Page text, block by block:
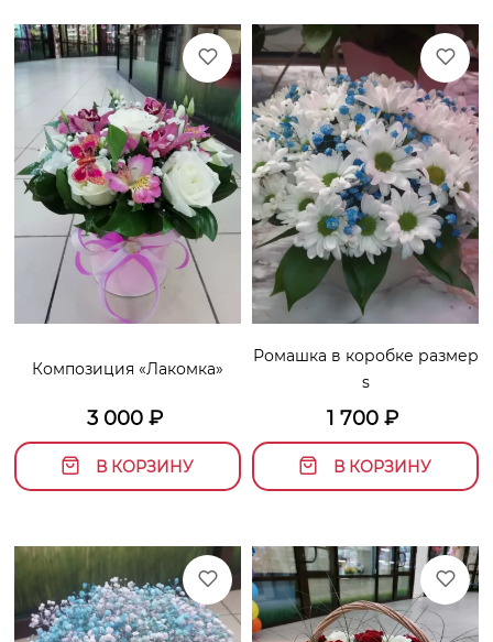
Композиция «Лакомка»
3 000 ₽
В КОРЗИНУ
Ромашка в коробке размер
s
1 700 ₽
В КОРЗИНУ